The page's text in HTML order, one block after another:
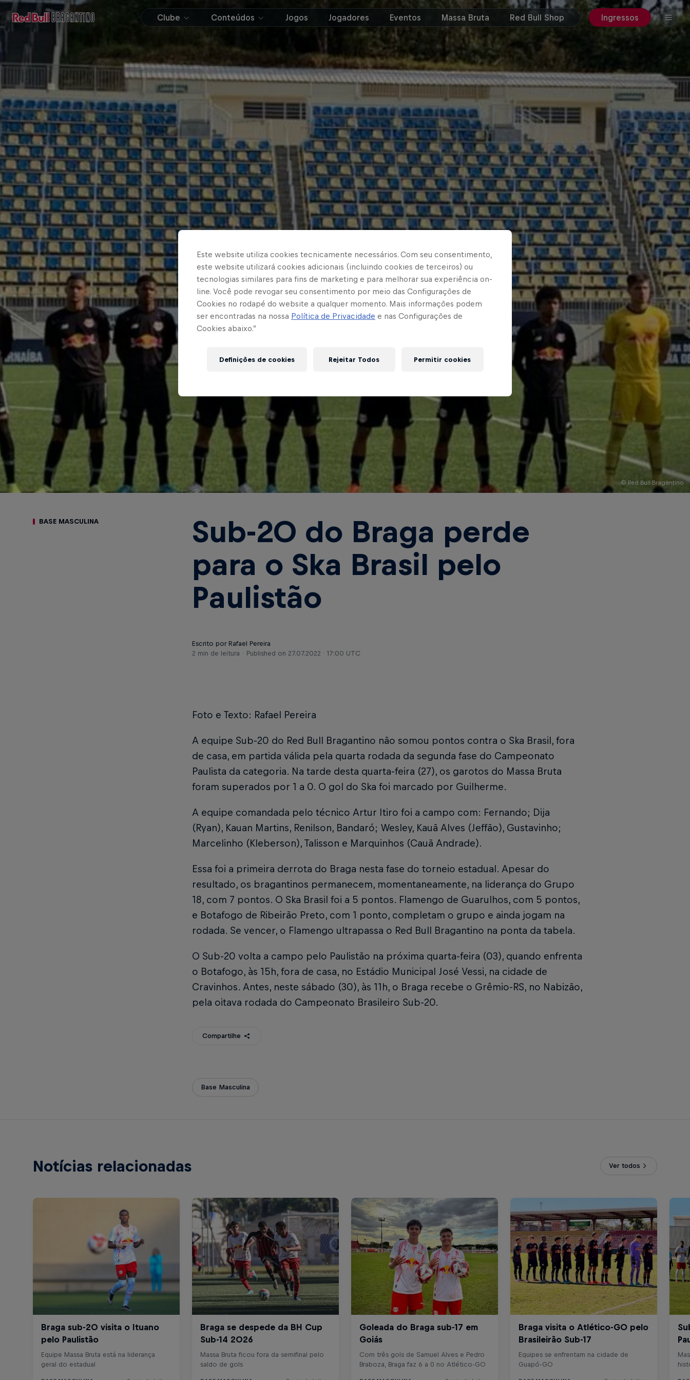
Clube Conteúdos Jogos Jogadores Eventos Massa Bruta Red Bull Shop Ingressos
© Red Bull Bragantino
BASE MASCULINA
Sub-20 do Braga perde
para o Ska Brasil pelo
Paulistão
Escrito por Rafael Pereira
2 min de leitura
Published on 27.07.2022 · 17:00 UTC
Foto e Texto: Rafael Pereira
A equipe Sub-20 do Red Bull Bragantino não somou pontos contra o Ska Brasil, fora
de casa, em partida válida pela quarta rodada da segunda fase do Campeonato
Paulista da categoria. Na tarde desta quarta-feira (27), os garotos do Massa Bruta
foram superados por 1 a 0. O gol do Ska foi marcado por Guilherme.
A equipe comandada pelo técnico Artur Itiro foi a campo com: Fernando; Dija
(Ryan), Kauan Martins, Renilson, Bandaró; Wesley, Kauã Alves (Jeffão), Gustavinho;
Marcelinho (Kleberson), Talisson e Marquinhos (Cauã Andrade).
Essa foi a primeira derrota do Braga nesta fase do torneio estadual. Apesar do
resultado, os bragantinos permanecem, momentaneamente, na liderança do Grupo
18, com 7 pontos. O Ska Brasil foi a 5 pontos. Flamengo de Guarulhos, com 5 pontos,
e Botafogo de Ribeirão Preto, com 1 ponto, completam o grupo e ainda jogam na
rodada. Se vencer, o Flamengo ultrapassa o Red Bull Bragantino na ponta da tabela.
O Sub-20 volta a campo pelo Paulistão na próxima quarta-feira (03), quando enfrenta
o Botafogo, às 15h, fora de casa, no Estádio Municipal José Vessi, na cidade de
Cravinhos. Antes, neste sábado (30), às 11h, o Braga recebe o Grêmio-RS, no Nabizão,
pela oitava rodada do Campeonato Brasileiro Sub-20.
Compartilhe
Base Masculina
Notícias relacionadas Ver todos
Este website utiliza cookies tecnicamente necessários. Com seu consentimento,
este website utilizará cookies adicionais (incluindo cookies de terceiros) ou
tecnologias similares para fins de marketing e para melhorar sua experiência on-
line. Você pode revogar seu consentimento por meio das Configurações de
Cookies no rodapé do website a qualquer momento. Mais informações podem
ser encontradas na nossa Política de Privacidade e nas Configurações de
Cookies abaixo.”
Definições de cookies Rejeitar Todos Permitir cookies